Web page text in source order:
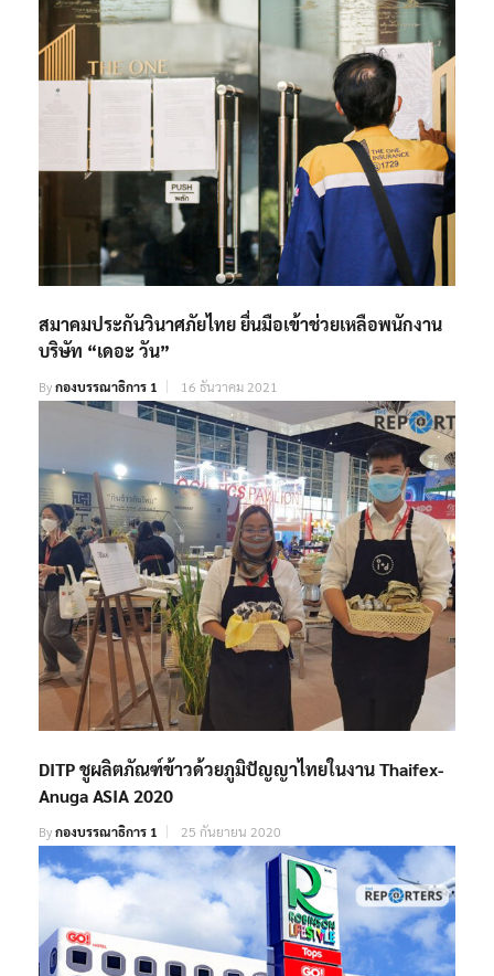
สมาคมประกันวินาศภัยไทย ยื่นมือเข้าช่วยเหลือพนักงาน
บริษัท “เดอะ วัน”
Byกองบรรณาธิการ 1 16 ธันวาคม 2021
DITP ชูผลิตภัณฑ์ข้าวด้วยภูมิปัญญาไทยในงาน Thaifex-
Anuga ASIA 2020
Byกองบรรณาธิการ 1 25 กันยายน 2020